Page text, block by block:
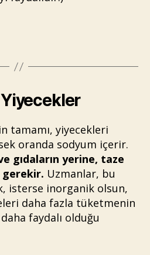
tamamı, yiyecekleri
oranda sodyum içerir.
gıdaların yerine, taze
Uzmanlar, bu
isterse inorganik olsun,
daha fazla tüketmenin
faydalı olduğu